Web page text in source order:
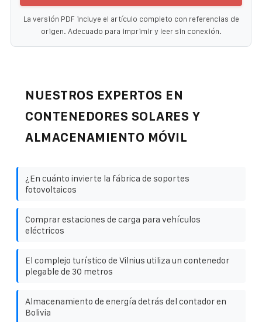
La versión PDF incluye el artículo completo con referencias de
origen. Adecuado para imprimir y leer sin conexión.
NUESTROS EXPERTOS EN
CONTENEDORES SOLARES Y
ALMACENAMIENTO MÓVIL
¿En cuánto invierte la fábrica de soportes
fotovoltaicos
Comprar estaciones de carga para vehículos
eléctricos
El complejo turístico de Vilnius utiliza un contenedor
plegable de 30 metros
Almacenamiento de energía detrás del contador en
Bolivia